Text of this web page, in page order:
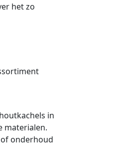
het zo
in
materialen.
onderhoud